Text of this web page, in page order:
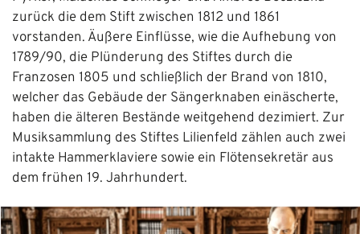
zurück die dem Stift zwischen 1812 und 1861
vorstanden. Äußere Einflüsse, wie die Aufhebung von
1789/90, die Plünderung des Stiftes durch die
Franzosen 1805 und schließlich der Brand von 1810,
welcher das Gebäude der Sängerknaben einäscherte,
haben die älteren Bestände weitgehend dezimiert. Zur
Musiksammlung des Stiftes Lilienfeld zählen auch zwei
intakte Hammerklaviere sowie ein Flötensekretär aus
dem frühen 19. Jahrhundert.